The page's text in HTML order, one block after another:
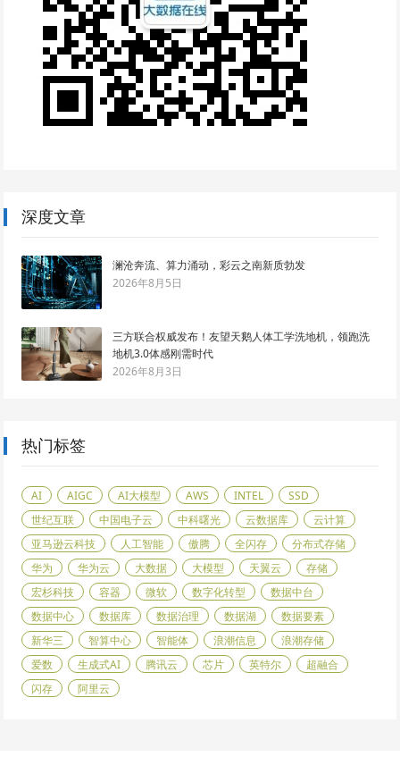
深度文章
澜沧奔流、算力涌动，彩云之南新质勃发
2026年8月5日
三方联合权威发布！友望天鹅人体工学洗地机，领跑洗
地机3.0体感刚需时代
2026年8月3日
热门标签
AI AIGC AI大模型 AWS INTEL
SSD
世纪互联
中国电子云 中科曙光 云数据库
云计算
亚马逊云科技
人工智能 傲腾 全闪存
分布式存储
华为
华为云 大数据 大模型 天翼云
存储
宏杉科技
容器 微软 数字化转型
数据中台
数据中心
数据库 数据治理 数据湖
数据要素
新华三
智算中心 智能体 浪潮信息
浪潮存储
爱数
生成式AI 腾讯云 芯片 英特尔
超融合
闪存
阿里云